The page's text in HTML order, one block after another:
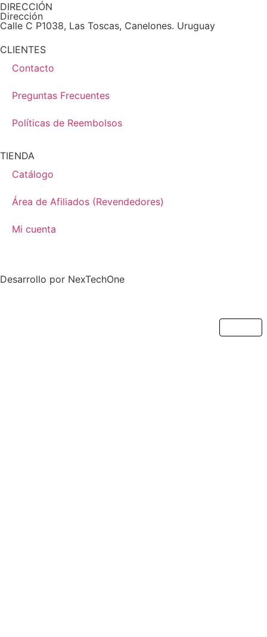
DIRECCIÓN
Dirección
Calle C P1038, Las Toscas, Canelones. Uruguay
CLIENTES
Contacto
Preguntas Frecuentes
Políticas de Reembolsos
TIENDA
Catálogo
Área de Afiliados (Revendedores)
Mi cuenta
Desarrollo por NexTechOne